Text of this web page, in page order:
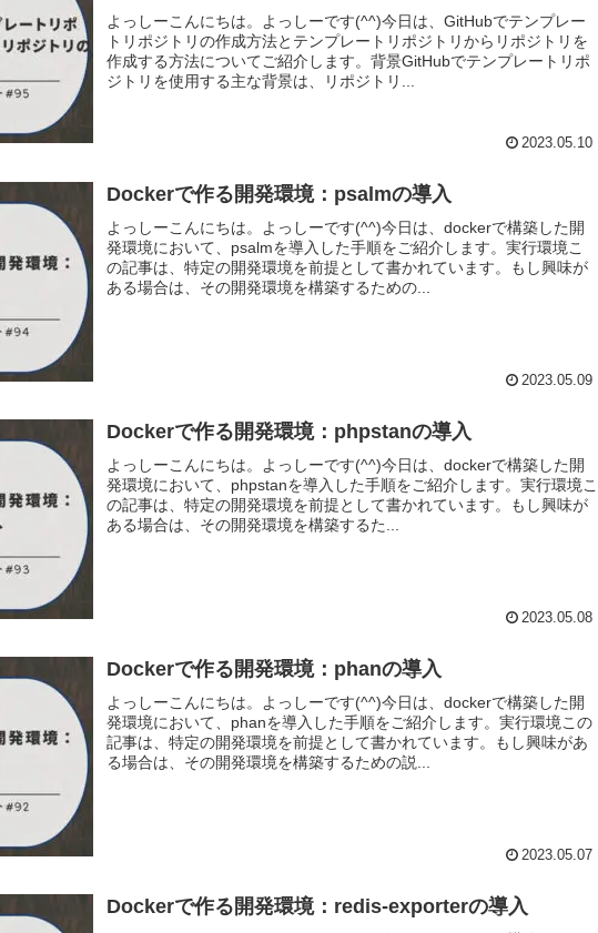
よっしーこんにちは。よっしーです(^^)今日は、GitHubでテンプレー
トリポジトリの作成方法とテンプレートリポジトリからリポジトリを
作成する方法についてご紹介します。背景GitHubでテンプレートリポ
ジトリを使用する主な背景は、リポジトリ...
2023.05.10
Dockerで作る開発環境：psalmの導入
よっしーこんにちは。よっしーです(^^)今日は、dockerで構築した開
発環境において、psalmを導入した手順をご紹介します。実行環境こ
の記事は、特定の開発環境を前提として書かれています。もし興味が
ある場合は、その開発環境を構築するための...
2023.05.09
Dockerで作る開発環境：phpstanの導入
よっしーこんにちは。よっしーです(^^)今日は、dockerで構築した開
発環境において、phpstanを導入した手順をご紹介します。実行環境こ
の記事は、特定の開発環境を前提として書かれています。もし興味が
ある場合は、その開発環境を構築するた...
2023.05.08
Dockerで作る開発環境：phanの導入
よっしーこんにちは。よっしーです(^^)今日は、dockerで構築した開
発環境において、phanを導入した手順をご紹介します。実行環境この
記事は、特定の開発環境を前提として書かれています。もし興味があ
る場合は、その開発環境を構築するための説...
2023.05.07
Dockerで作る開発環境：redis-exporterの導入